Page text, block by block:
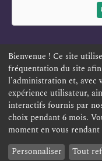
ESPACE PERSONNEL
TÉLÉSERVICES
ACCESSIBILITÉ
Bienvenue ! Ce site
fréquentation du site
l’administration et,
expérience utilisateur,
interactifs fournis par
choix pendant 6 mois.
moment en vous rendant
Personnaliser
Tout